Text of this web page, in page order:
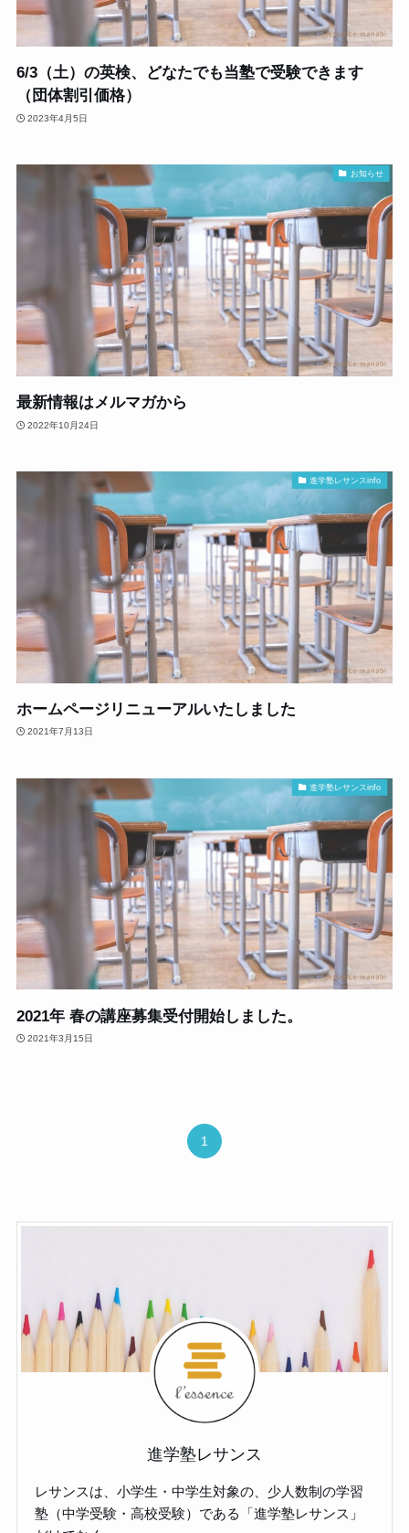
6/3（土）の英検、どなたでも当塾で受験できます
（団体割引価格）
2023年4月5日
お知らせ
最新情報はメルマガから
2022年10月24日
進学塾レサンスinfo
ホームページリニューアルいたしました
2021年7月13日
進学塾レサンスinfo
2021年 春の講座募集受付開始しました。
2021年3月15日
1
進学塾レサンス
レサンスは、小学生・中学生対象の、少人数制の学習
塾（中学受験・高校受験）である「進学塾レサンス」